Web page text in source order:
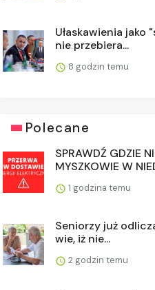
Ułaskawienia jako
nie przebiera...
8 godzin temu
Polecane
SPRAWDŹ GDZIE
MYSZKOWIE W
1 godzina temu
Seniorzy już
wie, iż nie...
2 godzin temu